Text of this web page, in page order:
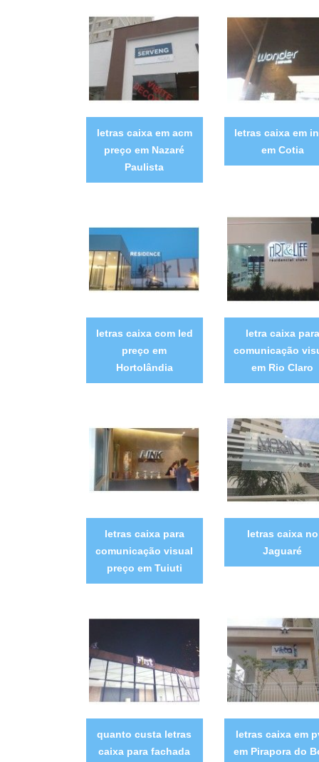
letras caixa em acm
preço em Nazaré
Paulista
letras caixa em
em Cotia
letras caixa com led
preço em
Hortolândia
letra caixa para
comunicação
em Rio Claro
letras caixa para
comunicação visual
preço em Tuiuti
letras caixa no
Jaguaré
quanto custa letras
caixa para fachada
letras caixa em
em Pirapora do